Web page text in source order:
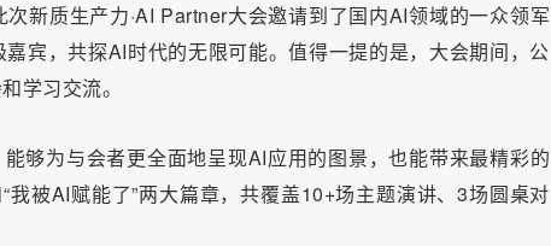
新质生产力·AI Partner大会邀请到了国内AI领域的一众领军
宾，共探AI时代的无限可能。值得一提的是，大会期间，公
学习交流。
够为与会者更全面地呈现AI应用的图景，也能带来最精彩的
被AI赋能了”两大篇章，共覆盖10+场主题演讲、3场圆桌对